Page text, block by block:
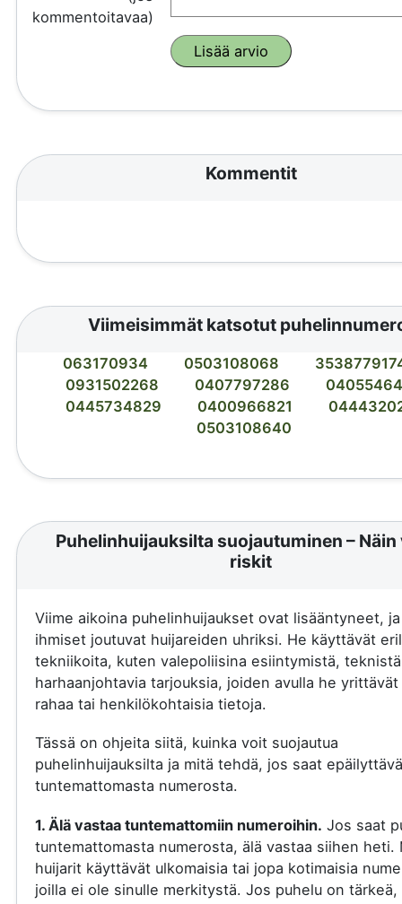
kommentoitavaa)
Kommentit
Viimeisimmät katsotut
063170934 0503108068
0931502268
0407797286
0445734829
0400966821
0503108640
Puhelinhuijauksilta suojautuminen – Näin
riskit
Viime aikoina puhelinhuijaukset ovat lisääntyneet,
ihmiset joutuvat huijareiden uhriksi. He käyttävät
tekniikoita, kuten valepoliisina esiintymistä,
harhaanjohtavia tarjouksia, joiden avulla he yrittävät
rahaa tai henkilökohtaisia tietoja.
Tässä on ohjeita siitä, kuinka voit suojautua
puhelinhuijauksilta ja mitä tehdä, jos saat
tuntemattomasta numerosta.
1. Älä vastaa tuntemattomiin numeroihin. Jos saat
tuntemattomasta numerosta, älä vastaa siihen heti.
huijarit käyttävät ulkomaisia tai jopa kotimaisia
joilla ei ole sinulle merkitystä. Jos puhelu on